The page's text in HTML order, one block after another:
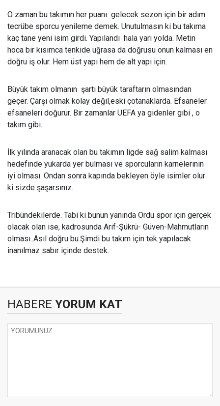
O zaman bu takımın her puanı gelecek sezon için bir adım
tecrübe sporcu yenileme demek. Unutulmasın ki bu takıma
kaç tane yeni isim girdi. Yapılandı hala yarı yolda. Metin
hoca bir kısımca tenkide uğrasa da doğrusu onun kalması en
doğru iş olur. Hem üst yapı hem de alt yapı için.
Büyük takım olmanın şartı büyük taraftarın olmasından
geçer. Çarşı olmak kolay değil,eski çotanaklarda. Efsaneler
efsaneleri doğurur. Bir zamanlar UEFA ya gidenler gibi , o
takım gibi.
İlk yılında aranacak olan bu takımın ligde sağ salim kalması
hedefinde yukarda yer bulması ve sporcuların karnelerinin
iyi olması. Ondan sonra kapında bekleyen öyle isimler olur
ki sizde şaşarsınız.
Tribündekilerde. Tabi ki bunun yanında Ordu spor için gerçek
olacak olan ise, kadrosunda Arif-Şükrü- Güven-Mahmutların
olması..Asıl doğru bu.Şimdi bu takım için tek yapılacak
inanılmaz sabır içinde destek.
HABERE YORUM KAT